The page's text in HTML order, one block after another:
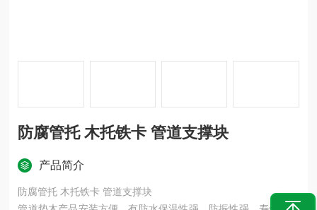
防腐管托 木托铁卡 管道支撑块
产品简介
防腐管托 木托铁卡 管道支撑块